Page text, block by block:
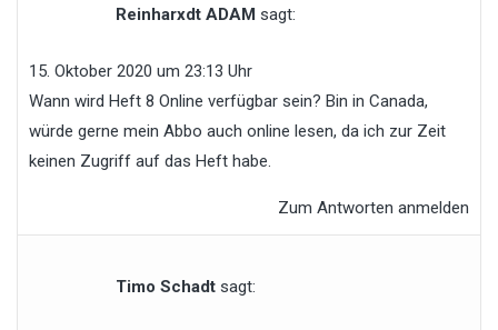
Reinharxdt ADAM sagt:
15. Oktober 2020 um 23:13 Uhr
Wann wird Heft 8 Online verfügbar sein? Bin in Canada,
würde gerne mein Abbo auch online lesen, da ich zur Zeit
keinen Zugriff auf das Heft habe.
Zum Antworten anmelden
Timo Schadt sagt: